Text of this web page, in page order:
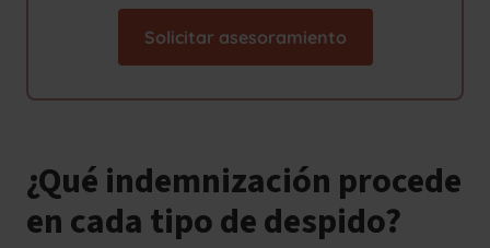
Solicitar asesoramiento
¿Qué indemnización procede
en cada tipo de despido?